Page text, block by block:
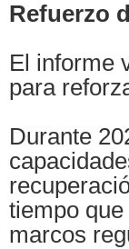
Refuerzo
El informe
para
Durante
tiempo
marcos